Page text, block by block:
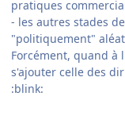
pratiques
- les autres stades
"politiquement"
Forcément, quand
s'ajouter celle des
:blink: